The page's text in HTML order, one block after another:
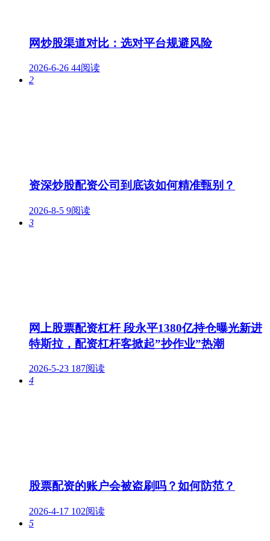
网炒股渠道对比：选对平台规避风险
2026-6-26 44阅读
2
资深炒股配资公司到底该如何精准甄别？
2026-8-5 9阅读
3
网上股票配资杠杆 段永平1380亿持仓曝光新进
特斯拉，配资杠杆客掀起”抄作业”热潮
2026-5-23 187阅读
4
股票配资的账户会被盗刷吗？如何防范？
2026-4-17 102阅读
5